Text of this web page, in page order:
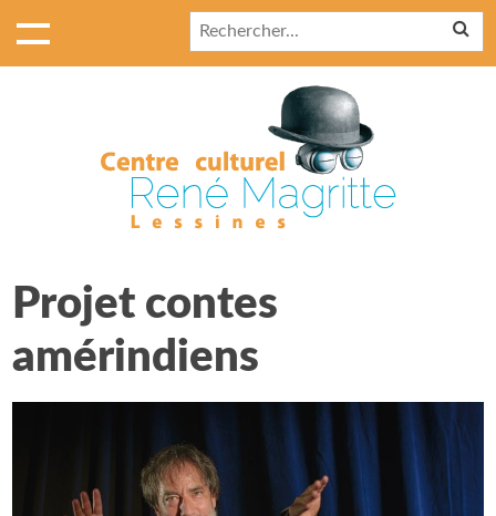
Projet contes
amérindiens